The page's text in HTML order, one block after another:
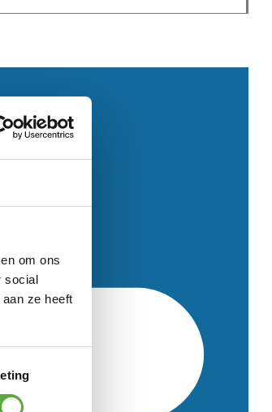
om ons
social
ze heeft